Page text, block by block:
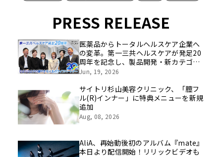
PRESS RELEASE
医薬品からトータルヘルスケア企業へ
の変革。第一三共ヘルスケアが発足20
周年を記念し、製品開発・新カテゴリ
挑戦の舞台や旧社統合時のエピソード
像を公開！
Jun, 19, 2026
サイトリ杉山美容クリニック、「膣フ
ル(R)インナー」に特典メニューを新規
追加
Aug, 08, 2026
AliA、再始動後初のアルバム『mate』
本日より配信開始！リリックビデオも